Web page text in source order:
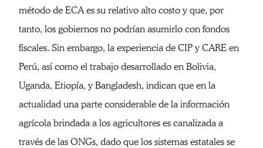
método de ECA es su relativo alto costo y que, por
tanto, los gobiernos no podrían asumirlo con fondos
fiscales. Sin embargo, la experiencia de CIP y CARE en
Perú, así como el trabajo desarrollado en Bolivia,
Uganda, Etiopía, y Bangladesh, indican que en la
actualidad una parte considerable de la información
agrícola brindada a los agricultores es canalizada a
través de las ONGs, dado que los sistemas estatales se